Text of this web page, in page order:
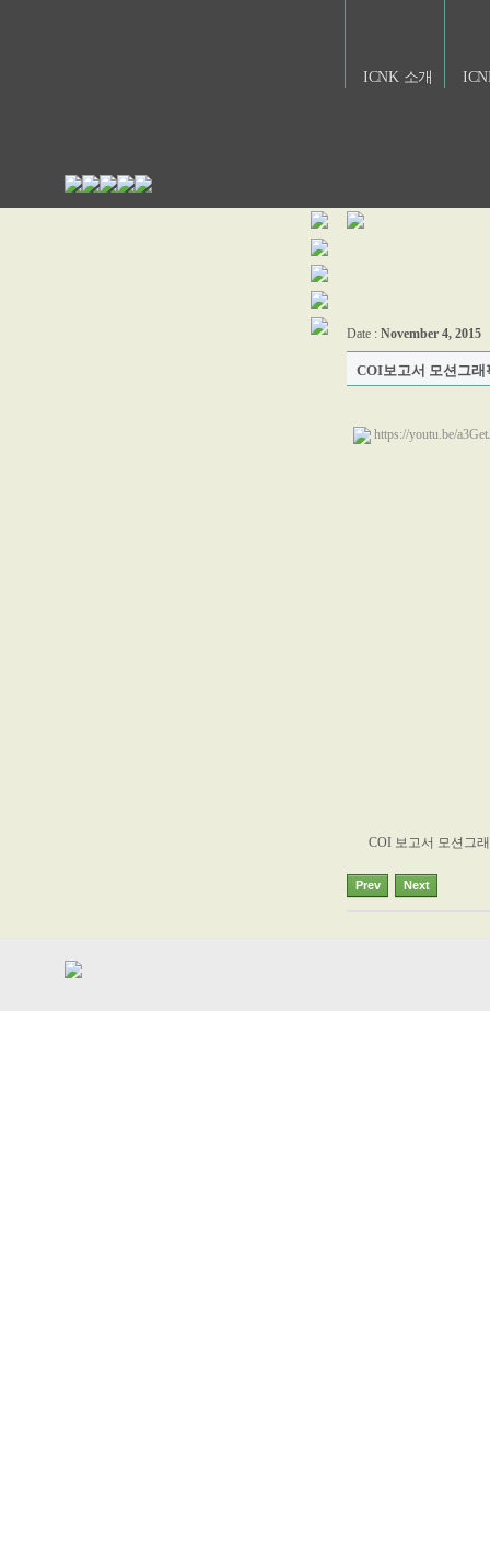
ICNK 소개
Date : November 4, 2015
COI보고서 모션그
https://youtu.be/
COI 보고서 모션그
Prev Next